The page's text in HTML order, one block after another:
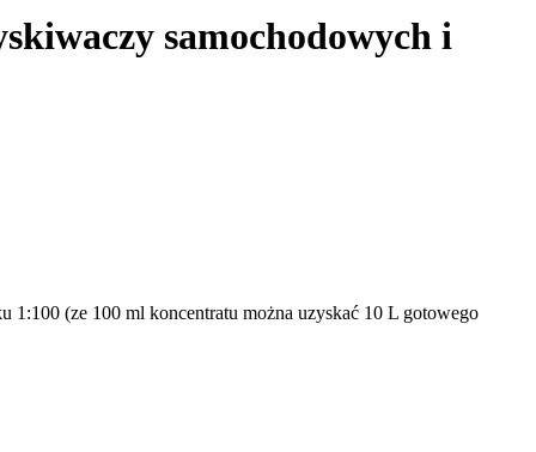
samochodowych i
1:100 (ze 100 ml koncentratu można uzyskać 10 L gotowego